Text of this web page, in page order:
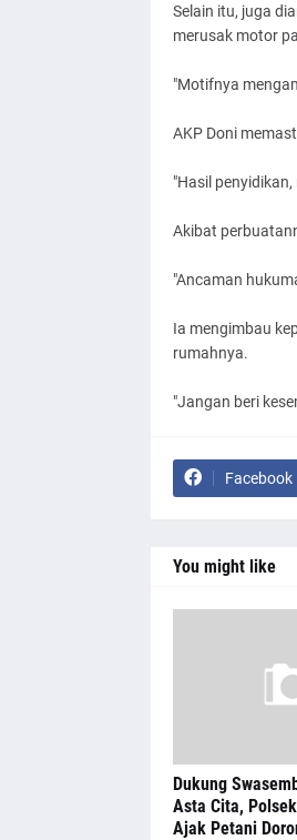
Selain itu, juga
merusak motor
"Motifnya
AKP Doni
"Hasil
Akibat
"Ancaman
Ia mengimbau
rumahnya.
"Jangan beri
Facebook
You might like
Dukung
Asta Cita,
Ajak Petani